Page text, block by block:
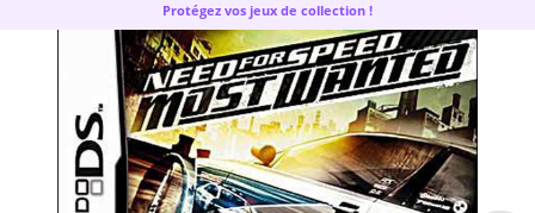
Protégez vos jeux de collection !